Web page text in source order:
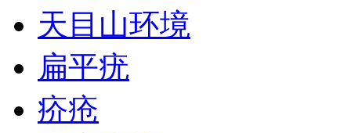
天目山环境
扁平疣
疥疮